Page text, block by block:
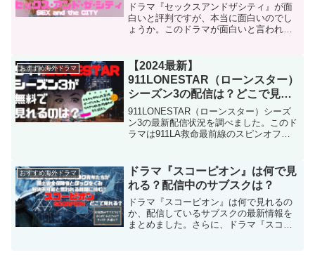
ドラマ『セックスアンドザシティ』が面
白いと評判ですが、本当に面白いのでし
ょうか。このドラマが面白いと言われる
て解説してみたいと思います！
おすすめ海外ドラマ
【2024最新】
911LONESTAR（ローンスター）
シーズン3の配信は？どこで見れ
る？
911LONESTAR（ローンスター）シーズ
ン3の最新配信状況を調べました。このド
ラマは911LA救命最前線のスピンオフ
熱い仲間たちと共に人命救助に奮闘する
レスキュードラマです。
おすすめ海外ドラマ
ドラマ『スコーピオン』は何で見
れる？配信中のサブスクは？
ドラマ『スコーピオン』は何で見れるの
か、配信しているサブスクの最新情報を
まとめました。さらに、ドラマ『スコー